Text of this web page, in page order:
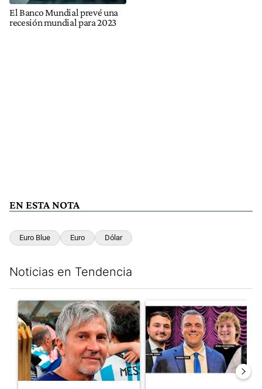
El Banco Mundial prevé una
recesión mundial para 2023
EN ESTA NOTA
Euro Blue Euro Dólar
Noticias en Tendencia
Un artículo de tendencia con el título "Murió Jorge Messi, el
Un artículo de tendencia con